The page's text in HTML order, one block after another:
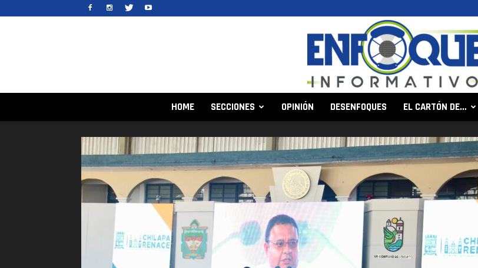
Informativo
HOME SECCIONES OPINIÓN DESENFOQUES EL CARTÓN DE…